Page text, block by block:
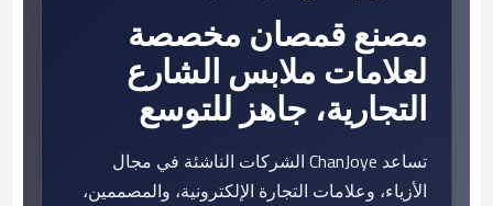
مصنع قمصان مخصصة
لعلامات ملابس الشارع
التجارية، جاهز للتوسع
تساعد ChanJoye الشركات الناشئة في مجال
الأزياء، وعلامات التجارة الإلكترونية، والمصممين،